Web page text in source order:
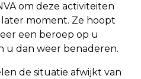
om deze activiteiten
moment. Ze hoopt
een beroep op u
u dan weer benaderen.
de situatie afwijkt van